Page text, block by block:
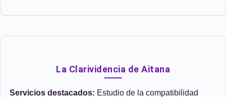
La Clarividencia de Aitana
Servicios destacados: Estudio de la compatibilidad